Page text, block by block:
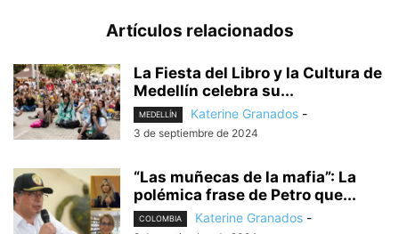
Artículos relacionados
La Fiesta del Libro y la Cultura de
Medellín celebra su...
MEDELLÍN Katerine Granados -
3 de septiembre de 2024
“Las muñecas de la mafia”: La
polémica frase de Petro que...
COLOMBIA Katerine Granados -